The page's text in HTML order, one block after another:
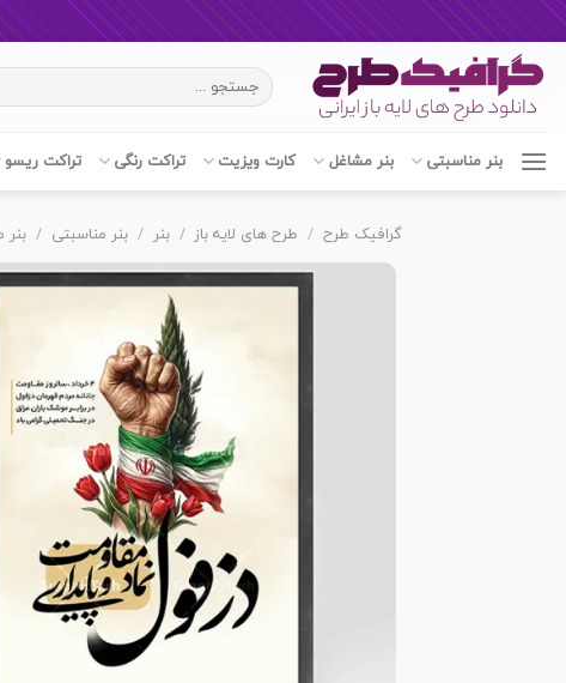
content
جستجو
برای:
بنر مناسبتی بنر مشاغل کارت ویزیت تراکت رنگی تراکت ریسو
گرافیک طرح / طرح های لایه باز / بنر / بنر مناسبتی /